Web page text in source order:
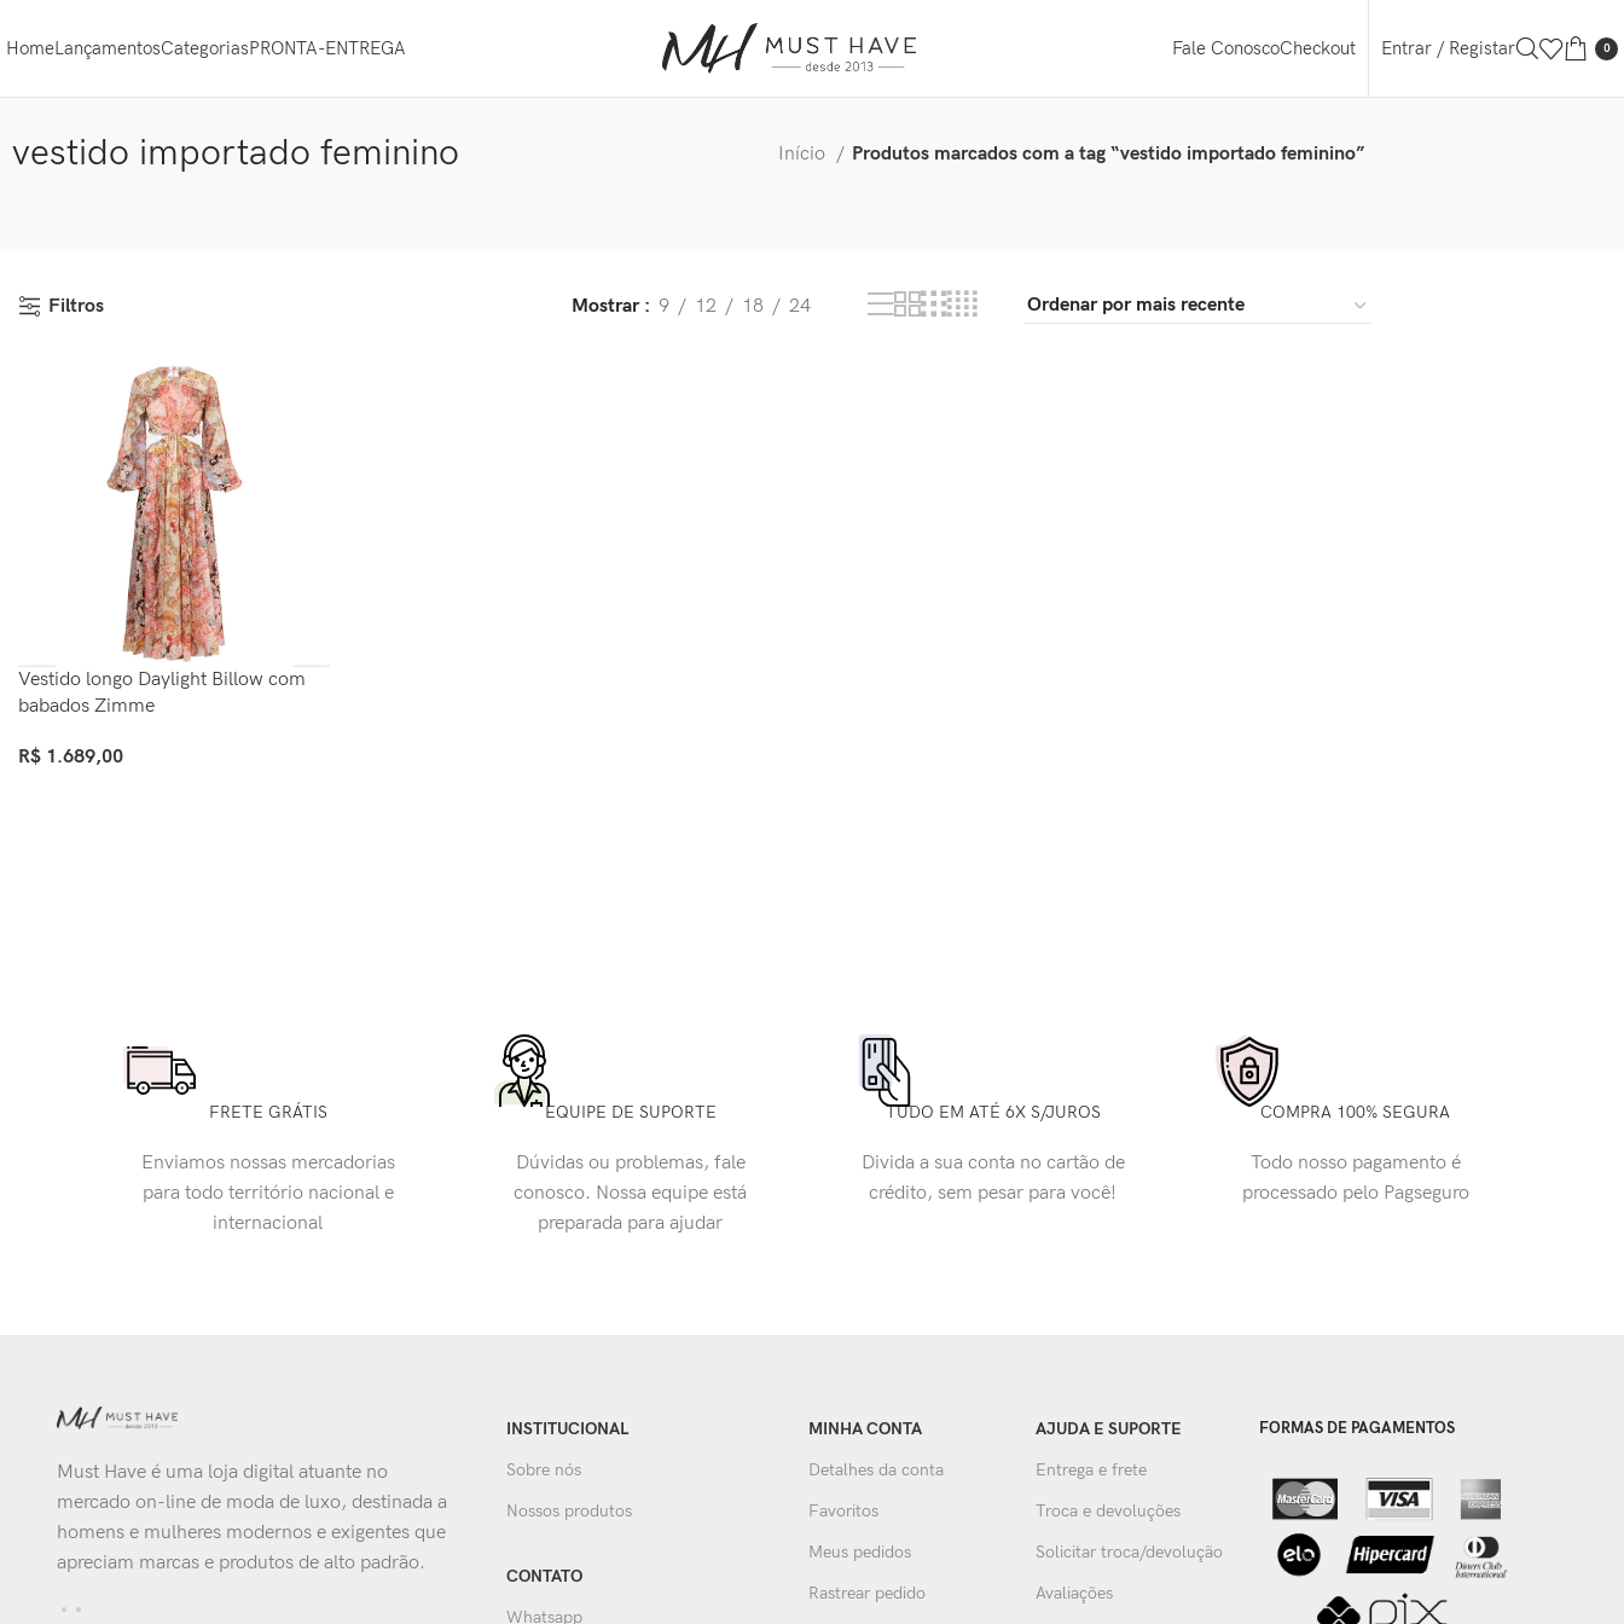
HomeLançamentosCategoriasPRONTA-ENTREGA Fale ConoscoCheckout Entrar / Registar 0
vestido importado feminino Início Produtos marcados com a tag “vestido importado feminino”
Filtros Mostrar 9 12 18 24
Vestido longo Daylight Billow com
babados Zimme
R$ 1.689,00
FRETE GRÁTIS
Enviamos nossas mercadorias
para todo território nacional e
internacional
EQUIPE DE SUPORTE
Dúvidas ou problemas, fale
conosco. Nossa equipe está
preparada para ajudar
TUDO EM ATÉ 6X S/JUROS
Divida a sua conta no cartão de
crédito, sem pesar para você!
COMPRA 100% SEGURA
Todo nosso pagamento é
processado pelo Pagseguro
Must Have é uma loja digital atuante no
mercado on-line de moda de luxo, destinada a
homens e mulheres modernos e exigentes que
apreciam marcas e produtos de alto padrão.
INSTITUCIONAL
Sobre nós
Nossos produtos
CONTATO
Whatsapp
MINHA CONTA
Detalhes da conta
Favoritos
Meus pedidos
Rastrear pedido
AJUDA E SUPORTE
Entrega e frete
Troca e devoluções
Solicitar troca/devolução
Avaliações
FORMAS DE PAGAMENTOS